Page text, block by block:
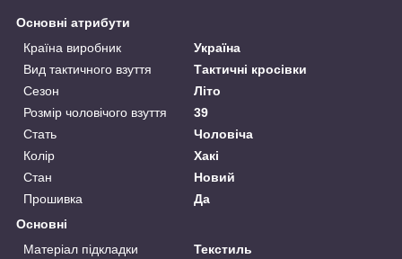
Основні атрибути
Країна виробник
Україна
Вид тактичного взуття
Тактичні кросівки
Сезон
Літо
Розмір чоловічого взуття
39
Стать
Чоловіча
Колір
Хакі
Стан
Новий
Прошивка
Да
Основні
Матеріал підкладки
Текстиль